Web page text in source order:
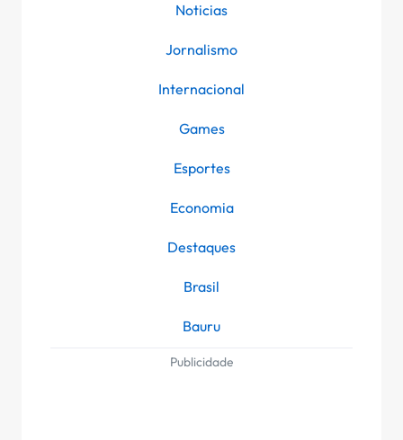
Noticias
Jornalismo
Internacional
Games
Esportes
Economia
Destaques
Brasil
Bauru
Publicidade